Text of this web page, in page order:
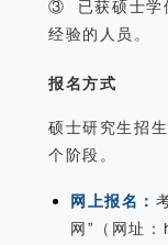
③ 已获硕士学
经验的人员。
报名方式
硕士研究生招
个阶段。
网上报名：
网”（网址